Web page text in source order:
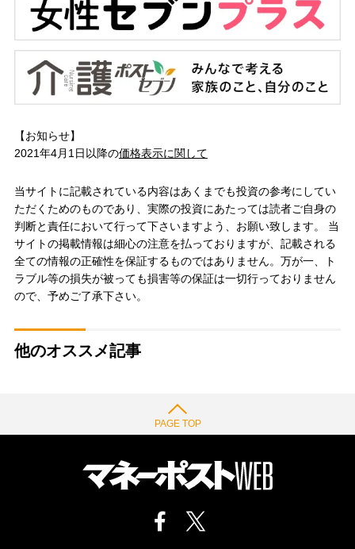
【お知らせ】
2021年4月1日以降の価格表示に関して
当サイトに記載されている内容はあくまでも投資の参考にしてい
ただくためのものであり、実際の投資にあたっては読者ご自身の
判断と責任において行って下さいますよう、お願い致します。 当
サイトの掲載情報は細心の注意を払っておりますが、記載される
全ての情報の正確性を保証するものではありません。万が一、ト
ラブル等の損失が被っても損害等の保証は一切行っておりません
ので、予めご了承下さい。
他のオススメ記事
PAGE TOP